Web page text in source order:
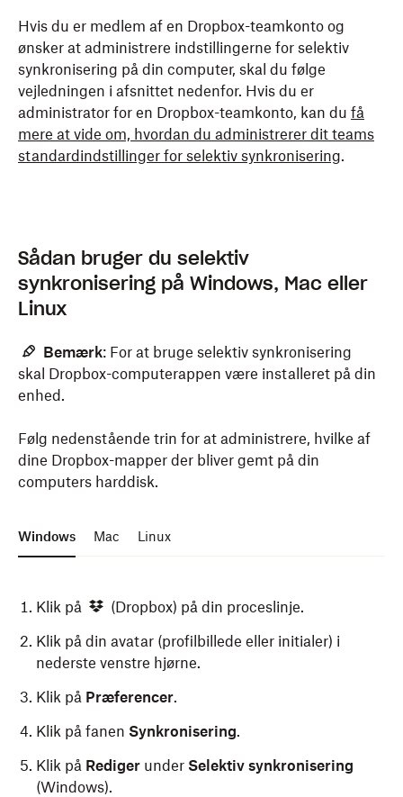
Hvis du er medlem af en Dropbox-teamkonto og
ønsker at administrere indstillingerne for selektiv
synkronisering på din computer, skal du følge
vejledningen i afsnittet nedenfor. Hvis du er
administrator for en Dropbox-teamkonto, kan du få
mere at vide om, hvordan du administrerer dit teams
standardindstillinger for selektiv synkronisering.
Sådan bruger du selektiv
synkronisering på Windows, Mac eller
Linux
Bemærk: For at bruge selektiv synkronisering
skal Dropbox-computerappen være installeret på din
enhed .
Følg nedenstående trin for at administrere, hvilke af
dine Dropbox-mapper der bliver gemt på din
computers harddisk.
Windows Mac Linux
Klik på
(Dropbox) på din proceslinje.
Klik på din avatar (profilbillede eller initialer) i
nederste venstre hjørne.
Klik på Præferencer.
Klik på fanen Synkronisering.
Klik på Rediger under Selektiv synkronisering
(Windows).